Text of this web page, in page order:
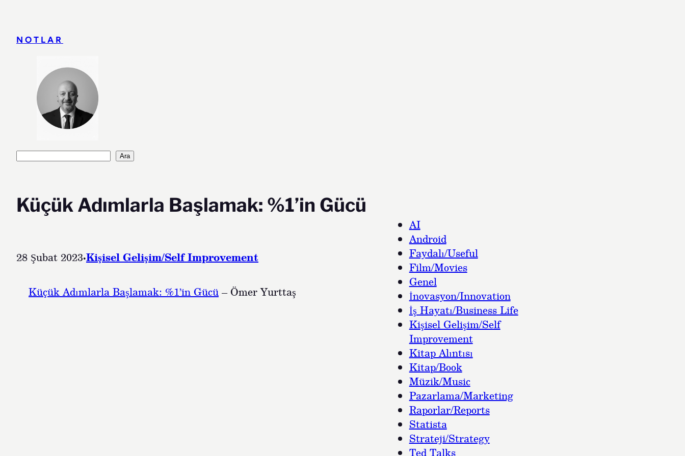
NOTLAR
Ara Ara
Küçük Adımlarla Başlamak: %1’in Gücü
28 Şubat 2023·Kişisel Gelişim/Self Improvement
Küçük Adımlarla Başlamak: %1’in Gücü – Ömer Yurttaş
AI
Android
Faydalı/Useful
Film/Movies
Genel
İnovasyon/Innovation
İş Hayatı/Business Life
Kişisel Gelişim/Self
Improvement
Kitap Alıntısı
Kitap/Book
Müzik/Music
Pazarlama/Marketing
Raporlar/Reports
Statista
Strateji/Strategy
Ted Talks